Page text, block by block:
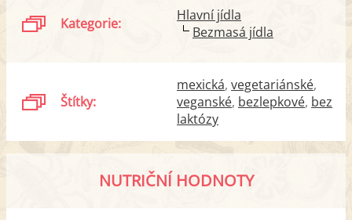
Kategorie:
Hlavní jídla
Bezmasá jídla
Štítky:
mexická vegetariánské
veganské bezlepkové bez
laktózy
NUTRIČNÍ HODNOTY